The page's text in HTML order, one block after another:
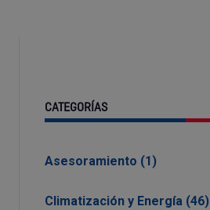
CATEGORÍAS
Asesoramiento (1)
Climatización y Energía (46)